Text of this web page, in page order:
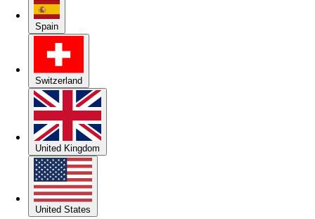
Spain
Switzerland
United Kingdom
United States